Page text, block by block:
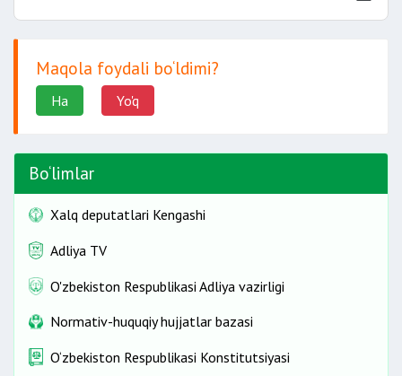
Maqola foydali bo‘ldimi?
Ha Yo'q
Bo‘limlar
Xalq deputatlari Kengashi
Adliya TV
O'zbekiston Respublikasi Adliya vazirligi
Normativ-huquqiy hujjatlar bazasi
O‘zbekiston Respublikasi Konstitutsiyasi